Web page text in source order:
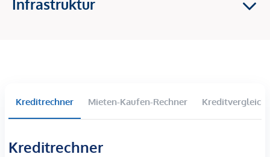
2-4 Zimmer Wohnungen
Die Ausstattung:
Betonkernaktivierung auf Basis von Fernwärme mit
Infrastruktur
Kreditrechner Mieten-Kaufen-Rechner Kreditvergleich
Kreditrechner